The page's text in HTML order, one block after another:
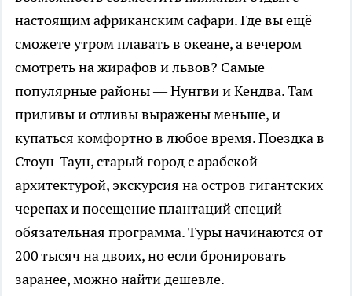
настоящим африканским сафари. Где вы ещё
сможете утром плавать в океане, а вечером
смотреть на жирафов и львов? Самые
популярные районы — Нунгви и Кендва. Там
приливы и отливы выражены меньше, и
купаться комфортно в любое время. Поездка в
Стоун-Таун, старый город с арабской
архитектурой, экскурсия на остров гигантских
черепах и посещение плантаций специй —
обязательная программа. Туры начинаются от
200 тысяч на двоих, но если бронировать
заранее, можно найти дешевле.